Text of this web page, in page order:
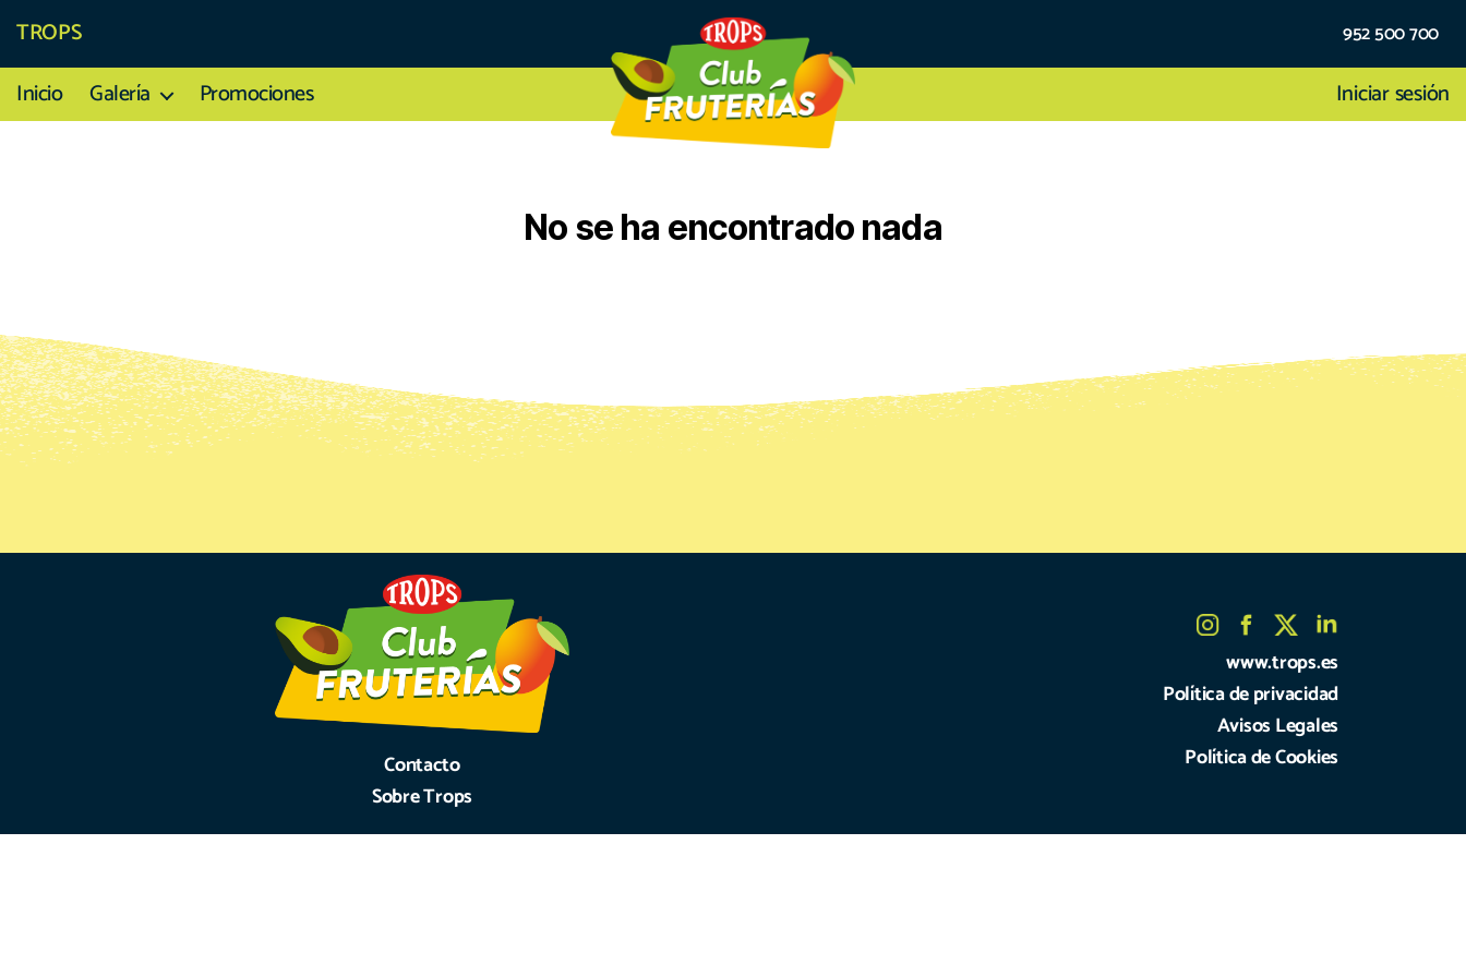
TROPS 952 500 700
Inicio Galería Promociones Iniciar sesión
No se ha encontrado nada
Contacto
Sobre Trops
www.trops.es
Política de privacidad
Avisos Legales
Política de Cookies